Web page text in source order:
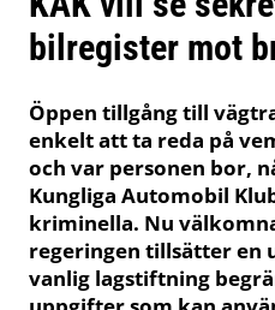
bilregister mot
Öppen tillgång till
enkelt att ta reda på
och var personen bor,
Kungliga Automobil
kriminella. Nu
regeringen tillsätter en
vanlig lagstiftning